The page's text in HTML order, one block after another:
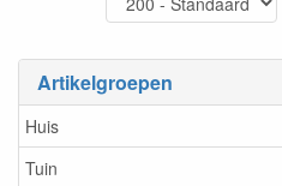
Artikelgroepen
Huis
Tuin